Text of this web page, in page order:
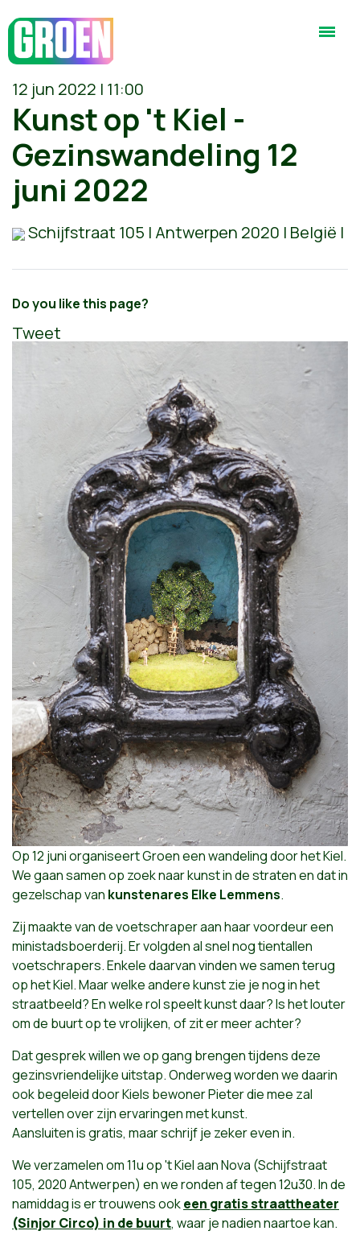
12 jun 2022 | 11:00
Kunst op 't Kiel -
Gezinswandeling 12
juni 2022
Schijfstraat 105 | Antwerpen 2020 | België |
Do you like this page?
Tweet
Op 12 juni organiseert Groen een wandeling door het Kiel.
We gaan samen op zoek naar kunst in de straten en dat in
gezelschap van kunstenares Elke Lemmens.
Zij maakte van de voetschraper aan haar voordeur een
ministadsboerderij. Er volgden al snel nog tientallen
voetschrapers. Enkele daarvan vinden we samen terug
op het Kiel. Maar welke andere kunst zie je nog in het
straatbeeld? En welke rol speelt kunst daar? Is het louter
om de buurt op te vrolijken, of zit er meer achter?
Dat gesprek willen we op gang brengen tijdens deze
gezinsvriendelijke uitstap. Onderweg worden we daarin
ook begeleid door Kiels bewoner Pieter die mee zal
vertellen over zijn ervaringen met kunst.
Aansluiten is gratis, maar schrijf je zeker even in.
We verzamelen om 11u op 't Kiel aan Nova (Schijfstraat
105, 2020 Antwerpen) en we ronden af tegen 12u30. In de
namiddag is er trouwens ookeen gratis straattheater
(Sinjor Circo) in de buurt, waar je nadien naartoe kan.